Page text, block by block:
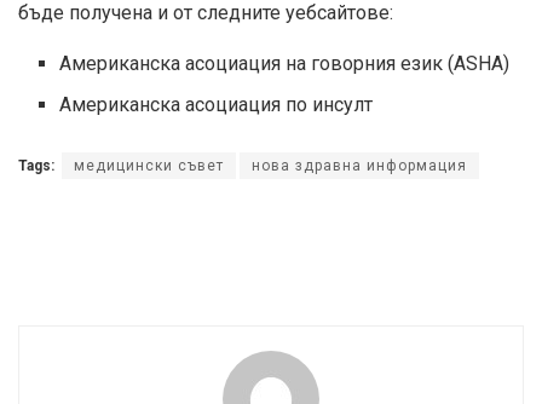
бъде получена и от следните уебсайтове:
Американска асоциация на говорния език (ASHA)
Американска асоциация по инсулт
Tags: медицински съвет нова здравна информация